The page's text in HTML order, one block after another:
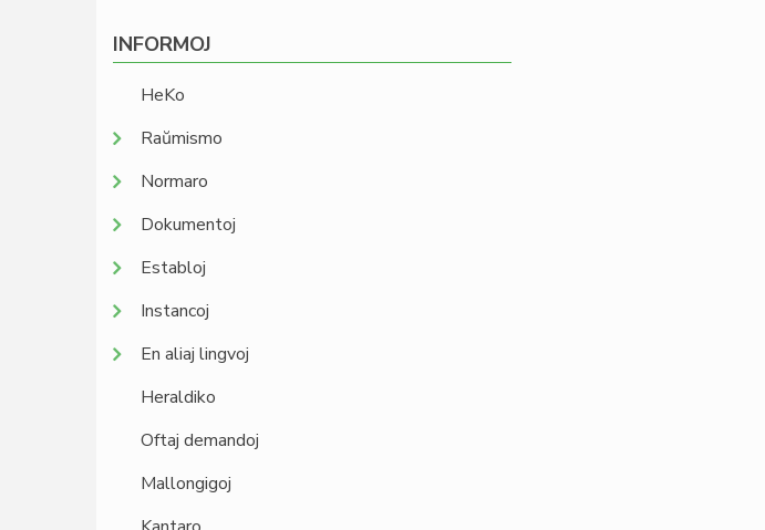
INFORMOJ
HeKo
Raŭmismo
Normaro
Dokumentoj
Establoj
Instancoj
En aliaj lingvoj
Heraldiko
Oftaj demandoj
Mallongigoj